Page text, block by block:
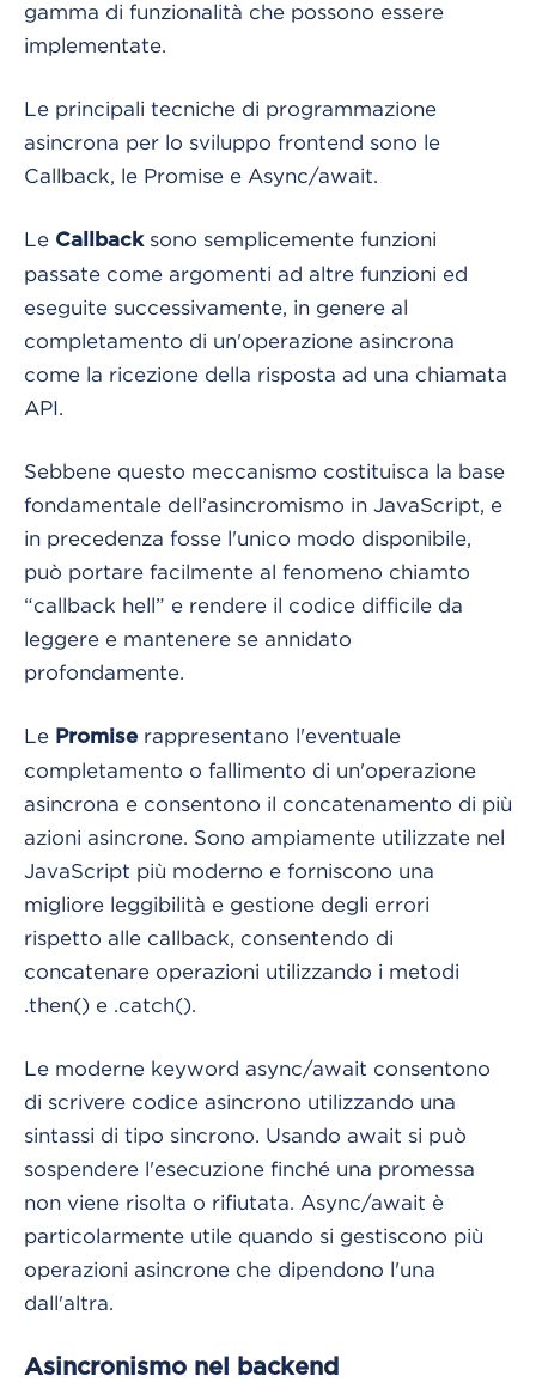
gamma di funzionalità che possono essere
implementate.
Le principali tecniche di programmazione
asincrona per lo sviluppo frontend sono le
Callback, le Promise e Async/await.
Le Callbacksono semplicemente funzioni
passate come argomenti ad altre funzioni ed
eseguite successivamente, in genere al
completamento di un'operazione asincrona
come la ricezione della risposta ad una chiamata
API.
Sebbene questo meccanismo costituisca la base
fondamentale dell’asincromismo in JavaScript, e
in precedenza fosse l'unico modo disponibile,
può portare facilmente al fenomeno chiamto
“callback hell” e rendere il codice difficile da
leggere e mantenere se annidato
profondamente.
Le Promiserappresentano l'eventuale
completamento o fallimento di un'operazione
asincrona e consentono il concatenamento di più
azioni asincrone. Sono ampiamente utilizzate nel
JavaScript più moderno e forniscono una
migliore leggibilità e gestione degli errori
rispetto alle callback, consentendo di
concatenare operazioni utilizzando i metodi
.then() e .catch().
Le moderne keyword async/await consentono
di scrivere codice asincrono utilizzando una
sintassi di tipo sincrono. Usando await si può
sospendere l'esecuzione finché una promessa
non viene risolta o rifiutata. Async/await è
particolarmente utile quando si gestiscono più
operazioni asincrone che dipendono l'una
dall'altra.
Asincronismo nel backend